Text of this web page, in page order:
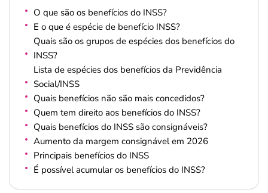
O que são os benefícios do INSS?
E o que é espécie de benefício INSS?
Quais são os grupos de espécies dos benefícios do
INSS?
Lista de espécies dos benefícios da Previdência
Social/INSS
Quais benefícios não são mais concedidos?
Quem tem direito aos benefícios do INSS?
Quais benefícios do INSS são consignáveis?
Aumento da margem consignável em 2026
Principais benefícios do INSS
É possível acumular os benefícios do INSS?